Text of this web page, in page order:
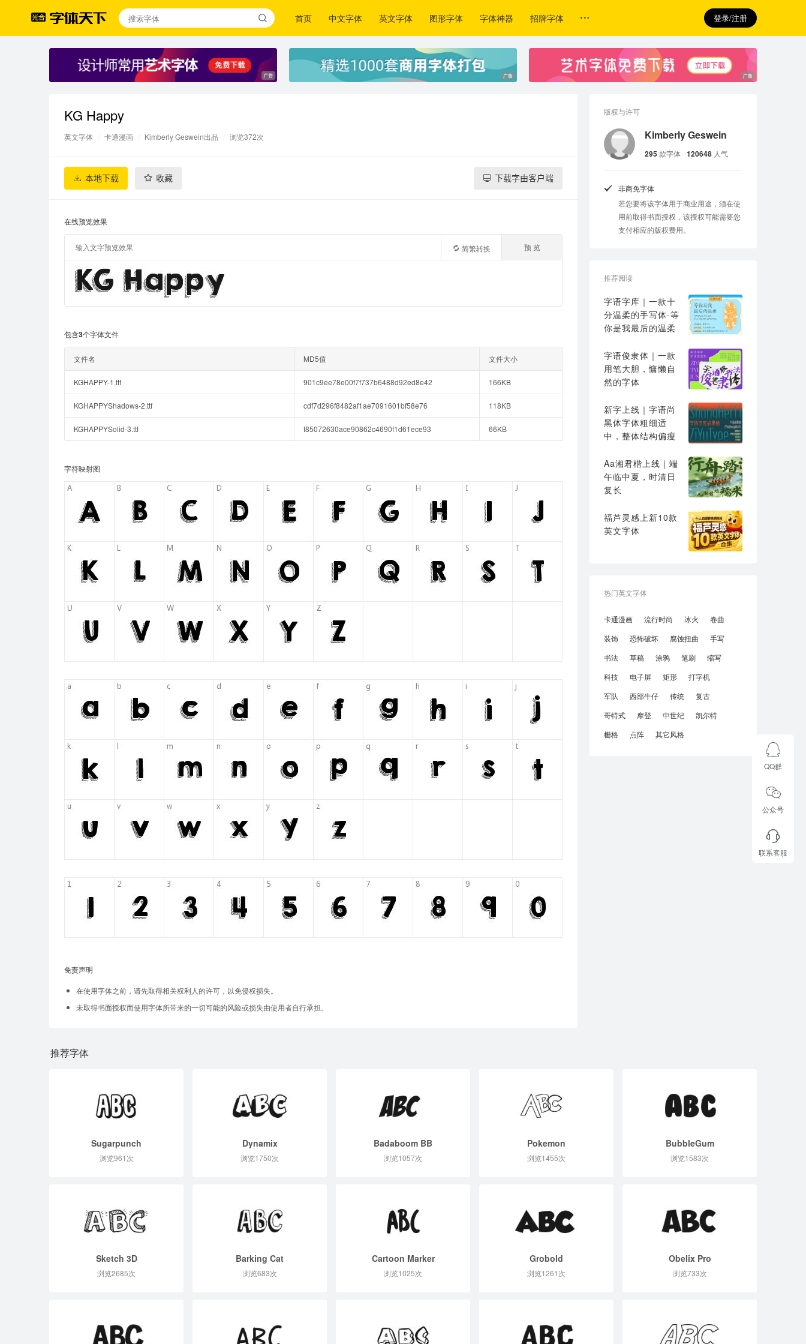
首页 中文字体 英文字体 图形字体 字体神器 招牌字体 登录/注册
KG Happy
英文字体 卡通漫画 Kimberly Geswein出品 浏览372次
本地下载 收藏 下载字由客户端
在线预览效果
预 览
简繁转换
包含3个字体文件
文件名 MD5值 文件大小
KGHAPPY-1.ttf 901c9ee78e00f7f737b6488d92ed8e42 166KB
KGHAPPYShadows-2.ttf cdf7d296f8482af1ae7091601bf58e76 118KB
KGHAPPYSolid-3.ttf f85072630ace90862c4690f1d61ece93 66KB
字符映射图
免责声明
在使用字体之前，请先取得相关权利人的许可，以免侵权损失。
未取得书面授权而使用字体所带来的一切可能的风险或损失由使用者自行承担。
版权与许可
Kimberly Geswein
295 款字体 120648 人气
非商免字体
若您要将该字体用于商业用途，须在使
用前取得书面授权，该授权可能需要您
支付相应的版权费用。
推荐阅读
字语字库｜一款十
分温柔的手写体-等
你是我最后的温柔
字语俊隶体｜一款
用笔大胆，慵懒自
然的字体
新字上线｜字语尚
黑体字体粗细适
中，整体结构偏瘦
Aa湘君楷上线｜端
午临中夏，时清日
复长
福芦灵感上新10款
英文字体
热门英文字体
卡通漫画 流行时尚 冰火
卷曲
装饰
恐怖破坏 腐蚀扭曲
手写
书法
草稿 涂鸦 笔刷
缩写
科技
电子屏 矩形
打字机
军队
西部牛仔 传统
复古
哥特式
摩登 中世纪
凯尔特
栅格
点阵 其它风格
推荐字体
Sugarpunch
浏览961次
Dynamix
浏览1750次
Badaboom BB
浏览1057次
Pokemon
浏览1455次
BubbleGum
浏览1583次
Sketch 3D
浏览2685次
Barking Cat
浏览683次
Cartoon Marker
浏览1025次
Grobold
浏览1261次
Obelix Pro
浏览733次
QQ群
公众号
联系客服